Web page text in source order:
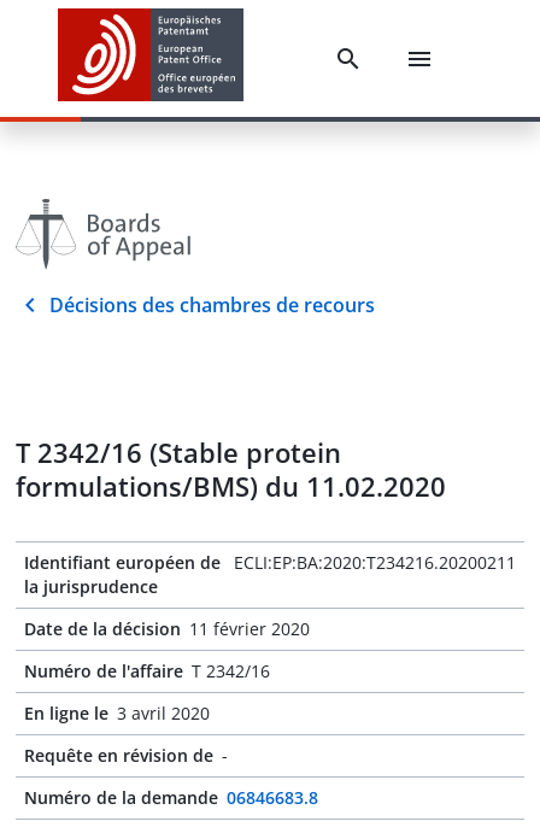
Décisions des chambres de recours
T 2342/16 (Stable protein
formulations/BMS) du 11.02.2020
Identifiant européen de
la jurisprudence
ECLI:EP:BA:2020:T234216.20200211
Date de la décision 11 février 2020
Numéro de l'affaire T 2342/16
En ligne le 3 avril 2020
Requête en révision de -
Numéro de la demande 06846683.8